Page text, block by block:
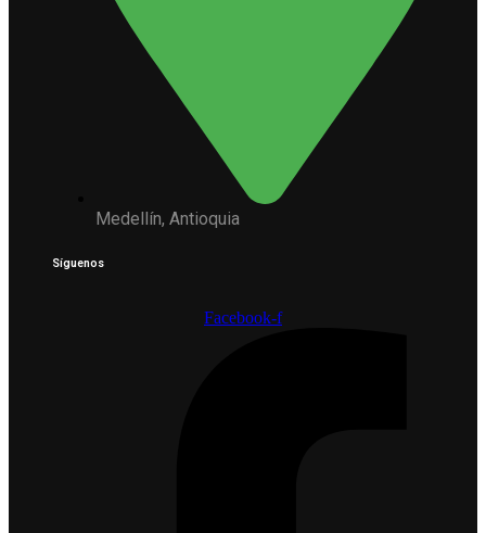
Medellín, Antioquia
Síguenos
Facebook-f